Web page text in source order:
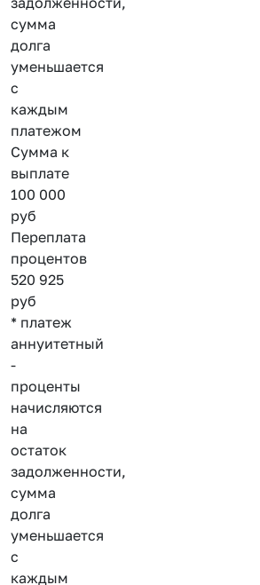
сумма
долга
уменьшается
с
каждым
платежом
Сумма к
выплате
100 000
руб
Переплата
процентов
520 925
руб
* платеж
аннуитетный
-
проценты
начисляются
на
остаток
задолженности,
сумма
долга
уменьшается
с
каждым